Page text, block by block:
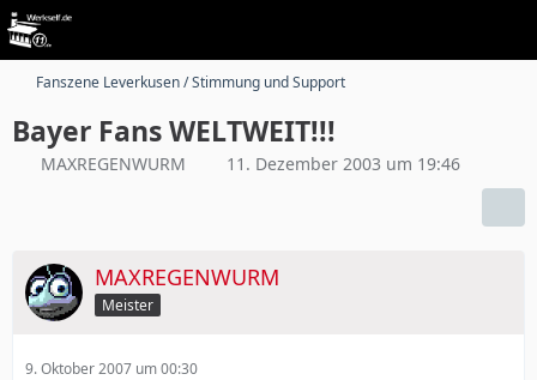
Fanszene Leverkusen / Stimmung und Support
Bayer Fans WELTWEIT!!!
MAXREGENWURM 11. Dezember 2003 um 19:46
MAXREGENWURM
Meister
9. Oktober 2007 um 00:30